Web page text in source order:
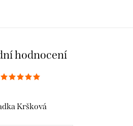
hodnocení
Kršková